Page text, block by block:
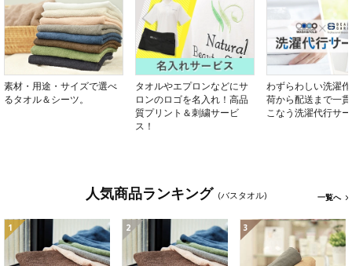
素材・用途・サイズで選べ
るタオル＆シーツ。
タオルやエプロンなどにサ
ロンのロゴを名入れ！高品
質プリント＆刺繍サービ
ス！
わずらわしい洗濯
荷から配送まで一
こなう洗濯代行サ
人気商品ランキング (バスタオル) 一覧へ
1 2 3